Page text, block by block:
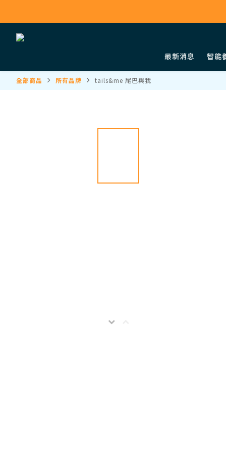
最新消息 智能
全部商品 所有品牌 tails&me 尾巴與我